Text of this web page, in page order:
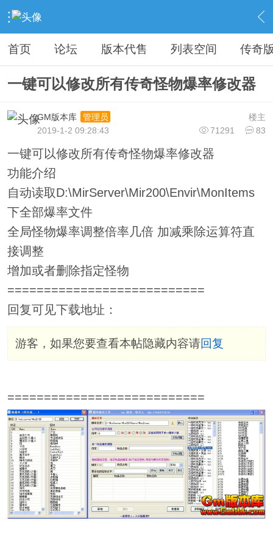
› 传奇私服专区 › 传奇私服工具 › 内容
首页 论坛 版本代售 列表空间 传奇
一键可以修改所有传奇怪物爆率修改器
楼主
GM版本库
管理员
71291
83
2019-1-2 09:28:43
一键可以修改所有传奇怪物爆率修改器
功能介绍
自动读取D:\MirServer\Mir200\Envir\MonItems
下全部爆率文件
全局怪物爆率调整倍率几倍 加减乘除运算符直
接调整
增加或者删除指定怪物
===========================
回复可见下载地址：
游客，如果您要查看本帖隐藏内容请回复
===========================